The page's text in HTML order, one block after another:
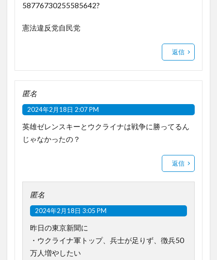
58776730255585642?
憲法違反党自民党
返信
匿名
2024年2月18日 2:07 PM
英雄ゼレンスキーとウクライナは戦争に勝ってるん
じゃなかったの？
返信
匿名
2024年2月18日 3:05 PM
昨日の東京新聞に
・ウクライナ軍トップ、兵士が足りず、徴兵50
万人増やしたい